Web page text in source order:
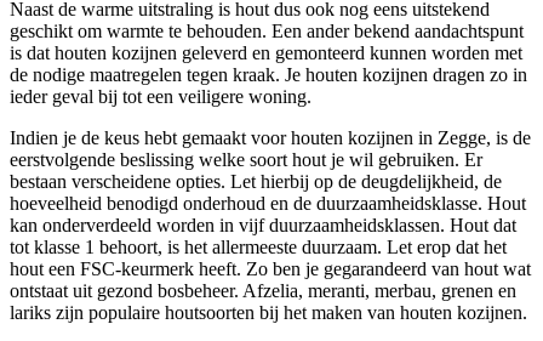
Naast de warme uitstraling is hout dus ook nog eens uitstekend
geschikt om warmte te behouden. Een ander bekend aandachtspunt
is dat houten kozijnen geleverd en gemonteerd kunnen worden met
de nodige maatregelen tegen kraak. Je houten kozijnen dragen zo in
ieder geval bij tot een veiligere woning.
Indien je de keus hebt gemaakt voor houten kozijnen in Zegge, is de
eerstvolgende beslissing welke soort hout je wil gebruiken. Er
bestaan verscheidene opties. Let hierbij op de deugdelijkheid, de
hoeveelheid benodigd onderhoud en de duurzaamheidsklasse. Hout
kan onderverdeeld worden in vijf duurzaamheidsklassen. Hout dat
tot klasse 1 behoort, is het allermeeste duurzaam. Let erop dat het
hout een FSC-keurmerk heeft. Zo ben je gegarandeerd van hout wat
ontstaat uit gezond bosbeheer. Afzelia, meranti, merbau, grenen en
lariks zijn populaire houtsoorten bij het maken van houten kozijnen.